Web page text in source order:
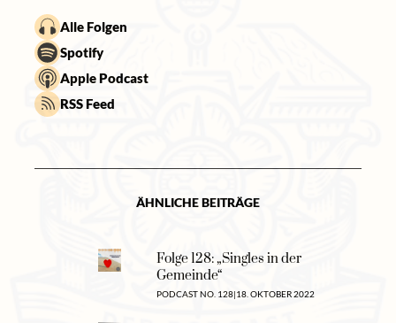
Alle Folgen
Spotify
Apple Podcast
RSS Feed
ÄHNLICHE BEITRÄGE
Folge 128: „Singles in der
Gemeinde“
PODCAST NO. 128|18. OKTOBER 2022